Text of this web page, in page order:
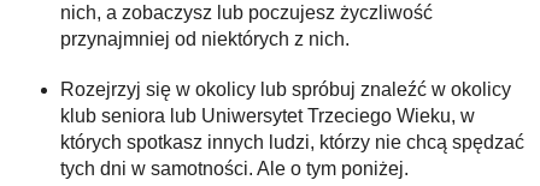
nich, a zobaczysz lub poczujesz życzliwość
przynajmniej od niektórych z nich.
Rozejrzyj się w okolicy lub spróbuj znaleźć w okolicy
klub seniora lub Uniwersytet Trzeciego Wieku, w
których spotkasz innych ludzi, którzy nie chcą spędzać
tych dni w samotności. Ale o tym poniżej.